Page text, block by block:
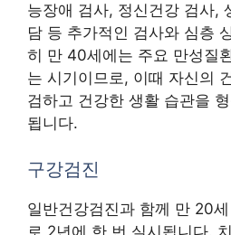
능장애 검사, 정신건강 검사,
담 등 추가적인 검사와 심층
히 만 40세에는 주요 만성질
는 시기이므로, 이때 자신의
검하고 건강한 생활 습관을
됩니다.
구강검진
일반건강검진과 함께 만 20
로 2년에 한 번 실시됩니다.